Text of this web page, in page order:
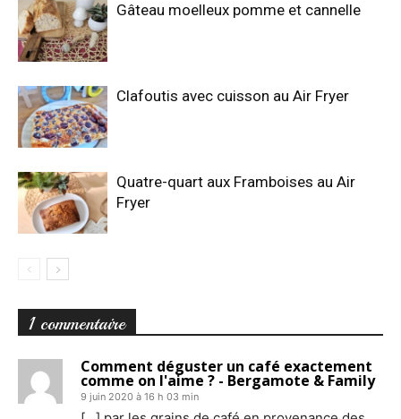
Gâteau moelleux pomme et cannelle
Clafoutis avec cuisson au Air Fryer
Quatre-quart aux Framboises au Air
Fryer
1 commentaire
Comment déguster un café exactement
comme on l'aime ? - Bergamote & Family
9 juin 2020 à 16 h 03 min